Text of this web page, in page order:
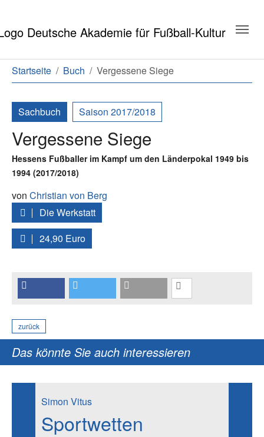
Sie sind hier:
Startseite Buch Vergessene Siege
Sachbuch Saison 2017/2018
Vergessene Siege
Hessens Fußballer im Kampf um den Länderpokal 1949 bis
1994 (2017/2018)
von Christian von Berg
Die Werkstatt
24,90 Euro
zurück
Das könnte Sie auch interessieren
Simon Vitus
Sportwetten